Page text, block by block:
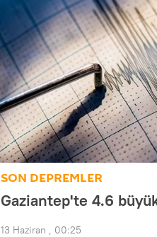
SON DEPREMLER
Gaziantep'te 4.6
13 Haziran , 00:25